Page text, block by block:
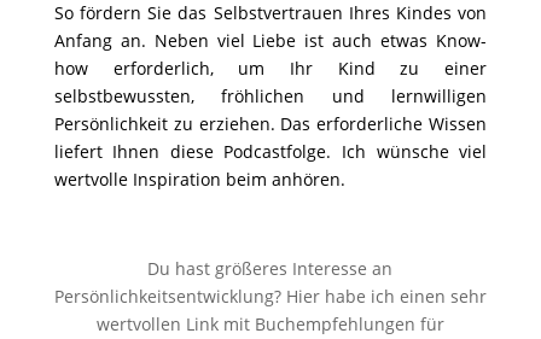
So fördern Sie das Selbstvertrauen Ihres Kindes von
Anfang an. Neben viel Liebe ist auch etwas Know-
how erforderlich, um Ihr Kind zu einer
selbstbewussten, fröhlichen und lernwilligen
Persönlichkeit zu erziehen. Das erforderliche Wissen
liefert Ihnen diese Podcastfolge. Ich wünsche viel
wertvolle Inspiration beim anhören.
Du hast größeres Interesse an
Persönlichkeitsentwicklung? Hier habe ich einen sehr
wertvollen Link mit Buchempfehlungen für